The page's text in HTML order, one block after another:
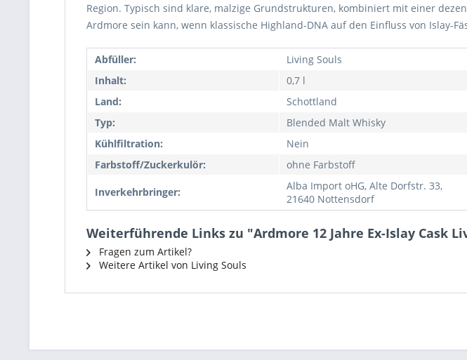
Region. Typisch sind klare, malzige Grundstrukturen, kombiniert mit einer
Ardmore sein kann, wenn klassische Highland-DNA auf den Einfluss von Islay-
Abfüller:
Living Souls
Inhalt:
0,7 l
Land:
Schottland
Typ:
Blended Malt Whisky
Kühlfiltration:
Nein
Farbstoff/Zuckerkulör:
ohne Farbstoff
Inverkehrbringer:
Alba Import oHG, Alte Dorfstr. 33,
21640 Nottensdorf
Weiterführende Links zu "Ardmore 12 Jahre Ex-Islay Cask
Fragen zum Artikel?
Weitere Artikel von Living Souls